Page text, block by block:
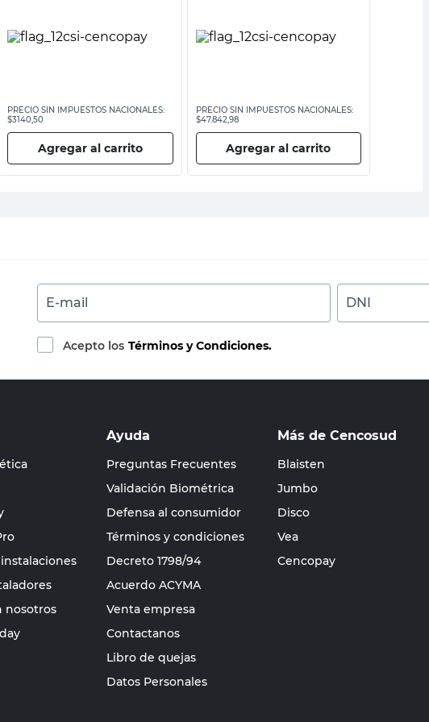
PRECIO SIN IMPUESTOS NACIONALES:
$3140,50
Agregar al carrito
PRECIO SIN IMPUESTOS NACIONALES:
$47.842,98
Agregar al carrito
E-mail DNI
Acepto los Términos y Condiciones.
nosotros
Ayuda
Preguntas Frecuentes
Validación Biométrica
Defensa al consumidor
Términos y condiciones
Decreto 1798/94
Acuerdo ACYMA
Venta empresa
Contactanos
Libro de quejas
Datos Personales
Más de Cencosud
Blaisten
Jumbo
Disco
Vea
Cencopay